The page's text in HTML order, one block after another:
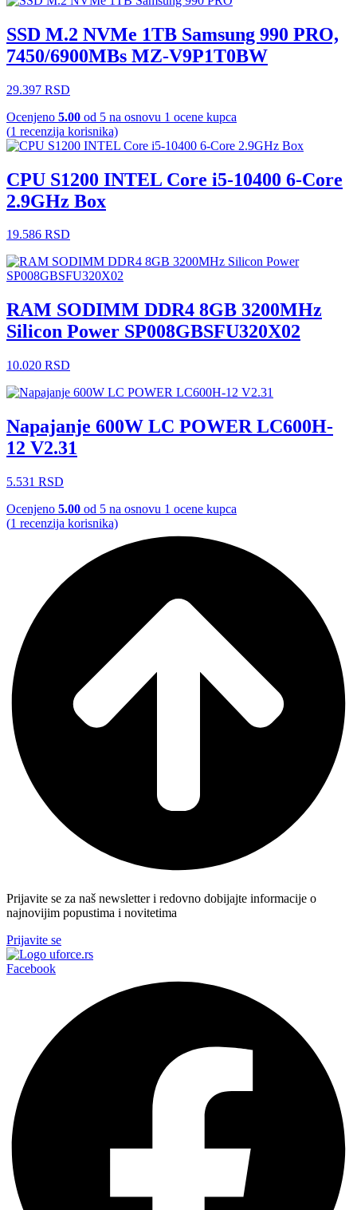
SSD M.2 NVMe 1TB Samsung 990 PRO,
7450/6900MBs MZ-V9P1T0BW
29.397 RSD
Ocenjeno 5.00 od 5 na osnovu 1 ocene kupca
(1 recenzija korisnika)
CPU S1200 INTEL Core i5-10400 6-Core
2.9GHz Box
19.586 RSD
RAM SODIMM DDR4 8GB 3200MHz
Silicon Power SP008GBSFU320X02
10.020 RSD
Napajanje 600W LC POWER LC600H-
12 V2.31
5.531 RSD
Ocenjeno 5.00 od 5 na osnovu 1 ocene kupca
(1 recenzija korisnika)
Prijavite se za naš newsletter i redovno dobijajte informacije o
najnovijim popustima i novitetima
Prijavite se
Facebook